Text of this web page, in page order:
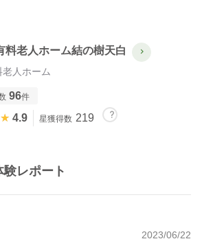
料老人ホーム結の樹天白
老人ホーム
96件
4.9 星獲得数 219
レポート
2023/06/22